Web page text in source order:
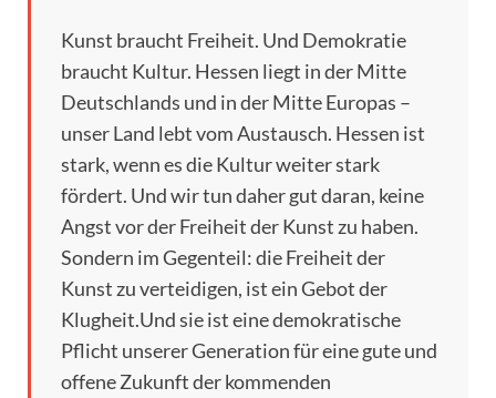
Kunst braucht Freiheit. Und Demokratie
braucht Kultur. Hessen liegt in der Mitte
Deutschlands und in der Mitte Europas –
unser Land lebt vom Austausch. Hessen ist
stark, wenn es die Kultur weiter stark
fördert. Und wir tun daher gut daran, keine
Angst vor der Freiheit der Kunst zu haben.
Sondern im Gegenteil: die Freiheit der
Kunst zu verteidigen, ist ein Gebot der
Klugheit.Und sie ist eine demokratische
Pflicht unserer Generation für eine gute und
offene Zukunft der kommenden